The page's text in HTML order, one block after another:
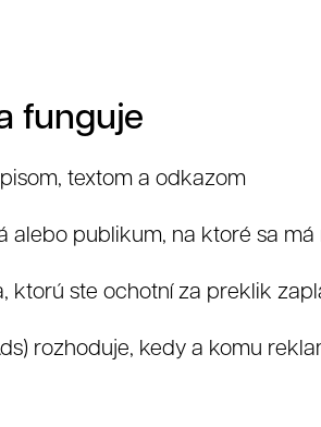
funguje
textom a odkazom
alebo publikum, na ktoré sa
ktorú ste ochotní za preklik
rozhoduje, kedy a komu